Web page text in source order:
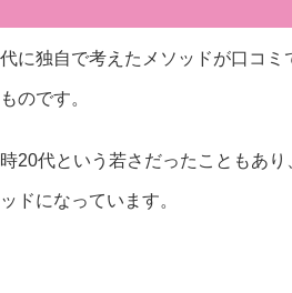
に独自で考えたメソッドが口コ
のです。
20代という若さだったこともあ
ドになっています。